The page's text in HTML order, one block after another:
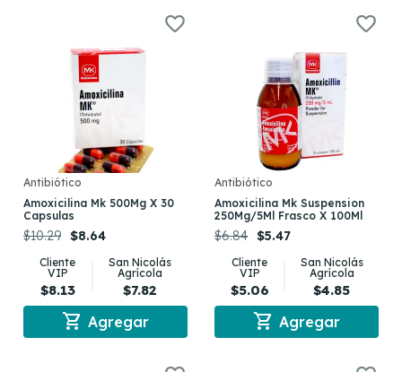
Antibiótico
Amoxicilina Mk 500Mg X 30
Capsulas
$10.29 $8.64
Cliente
VIP
$8.13
San Nicolás
Agrícola
$7.82
shopping_cart Agregar
Antibiótico
Amoxicilina Mk Suspension
250Mg/5Ml Frasco X 100Ml
$6.84 $5.47
Cliente
VIP
$5.06
San Nicolás
Agrícola
$4.85
shopping_cart Agregar